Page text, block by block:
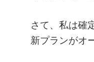
さて、私は確
新プランがオ